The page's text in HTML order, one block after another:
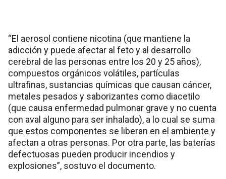
“El aerosol contiene nicotina (que mantiene la
adicción y puede afectar al feto y al desarrollo
cerebral de las personas entre los 20 y 25 años),
compuestos orgánicos volátiles, partículas
ultrafinas, sustancias químicas que causan cáncer,
metales pesados y saborizantes como diacetilo
(que causa enfermedad pulmonar grave y no cuenta
con aval alguno para ser inhalado), a lo cual se suma
que estos componentes se liberan en el ambiente y
afectan a otras personas. Por otra parte, las baterías
defectuosas pueden producir incendios y
explosiones”, sostuvo el documento.